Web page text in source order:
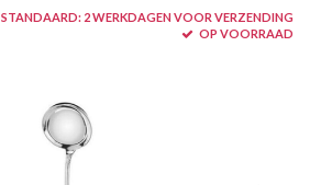
STANDAARD: 2 WERKDAGEN VOOR VERZENDING
OP VOORRAAD